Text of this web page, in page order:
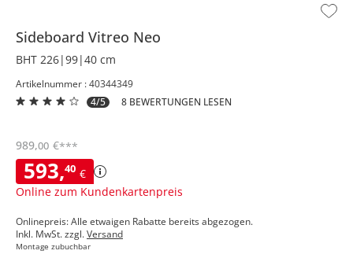
Sideboard Vitreo Neo
BHT 226|99|40 cm
Artikelnummer : 40344349
4/5
8 BEWERTUNGEN LESEN
593,40 €
Online zum Kundenkartenpreis
989,00 €***
Onlinepreis: Alle etwaigen Rabatte bereits abgezogen.
Inkl. MwSt. zzgl.Versand
Montage zubuchbar